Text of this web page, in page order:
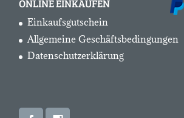
ONLINE EINKAUFEN
Einkaufsgutschein
Allgemeine Geschäftsbedingungen
Datenschutzerklärung